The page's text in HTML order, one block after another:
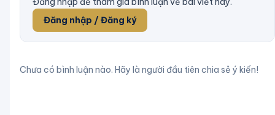
Đăng nhập / Đăng ký
Chưa có bình luận nào. Hãy là người đầu tiên chia sẻ ý kiến!